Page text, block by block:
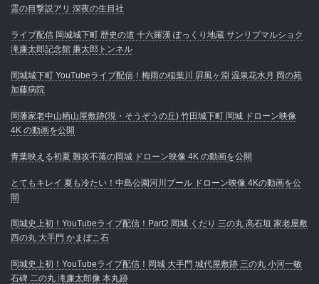
霊の目撃説アリ 深夜の生目社
ライブ配信 岡城城下町 歴史の道 十六羅漢 ぽっくり地蔵 サンリブマルショク
滝廉太郎記念館 廉太郎トンネル
岡城城下町 YouTubeライブ配信！梅雨の稲葉川 屛風ヶ淵 温泉花水月 岡の苑
加藤病院
岡藩家老中山栖山屋敷跡(現・そうぞうの丘) 竹田城下町 岡城 ドローン映像
4K の動画を公開
青葉映える初夏 難攻不落の岡城 ドローン映像 4K の動画を公開
とてもキレイ 夏も冷たい！中島公園河川プール ドローン映像 4Kの動画を公
開
岡城史上初！YouTubeライブ配信！Part2 岡城 くだり 三の丸 高石垣 家老屋敷
西の丸 大手門 かまぼこ石
岡城史上初！YouTubeライブ配信！岡城 大手門 城代屋敷跡 三の丸 小河一敏
石碑 二の丸 滝廉太郎像 本丸跡